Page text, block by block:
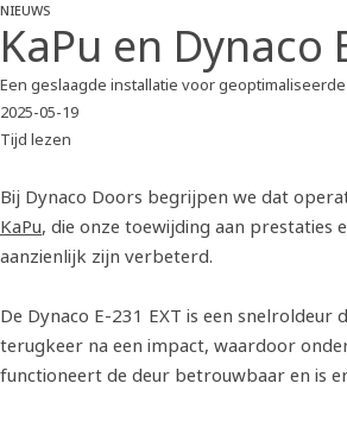
NIEUWS
KaPu en
Een geslaagde installatie voor
2025-05-19
Tijd lezen
Bij Dynaco Doors begrijpen we dat
KaPu, die onze toewijding aan prestaties
aanzienlijk zijn verbeterd.
De Dynaco E-231 EXT is een
terugkeer na een impact, waardoor
functioneert de deur betrouwbaar en is